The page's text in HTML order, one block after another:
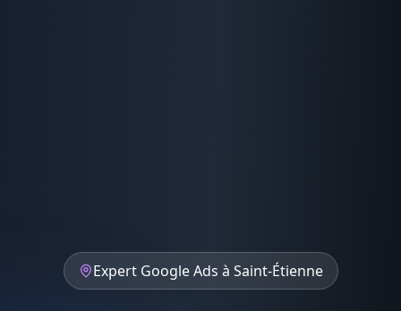
Expert Google Ads à Saint-Étienne